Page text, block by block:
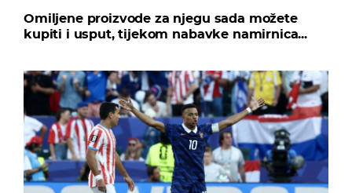
Omiljene proizvode za njegu sada možete
kupiti i usput, tijekom nabavke namirnica...